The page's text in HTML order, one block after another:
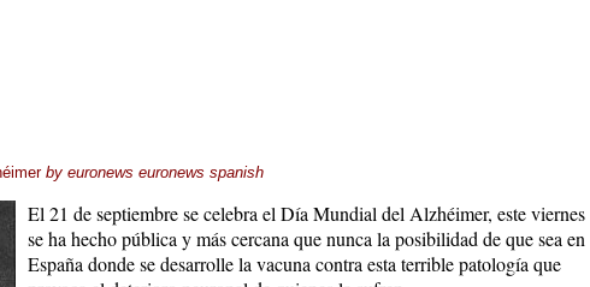
by euronews euronews spanish
El 21 de septiembre se celebra el Día Mundial del Alzhéimer, este viernes
se ha hecho pública y más cercana que nunca la posibilidad de que sea en
España donde se desarrolle la vacuna contra esta terrible patología que